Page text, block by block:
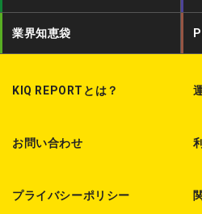
業界知恵袋
KIQ REPORTとは？
お問い合わせ
プライバシーポリシー